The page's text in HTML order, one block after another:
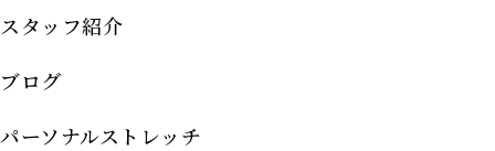
スタッフ紹介
ブログ
パーソナルストレッチ